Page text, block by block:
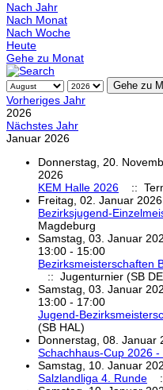
Nach Jahr
Nach Monat
Nach Woche
Heute
Gehe zu Monat
Gehe zu
Vorheriges Jahr
2026
Nächstes Jahr
Januar 2026
Donnerstag, 20.
2026
KEM Halle 2026
::
Freitag, 02. Januar
Bezirksjugend-
Magdeburg
Samstag, 03. Januar
13:00 - 15:00
Bezirksmeisterschaften
:: Jugenturnier (SB
Samstag, 03. Januar
13:00 - 17:00
Jugend-
(SB HAL)
Donnerstag, 08. Januar
Schachhaus-Cup 2026 -
Samstag, 10. Januar
Salzlandliga 4. Runde